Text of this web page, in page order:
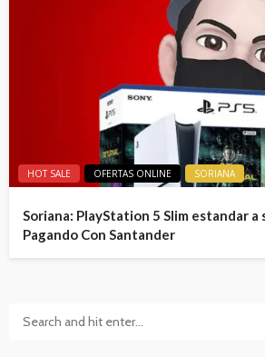
HOT SALE OFERTAS ONLINE SORIANA
Soriana: PlayStation 5 Slim estandar a
Pagando Con Santander